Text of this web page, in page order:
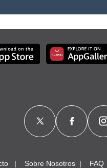
Sobre Nosotros FAQ